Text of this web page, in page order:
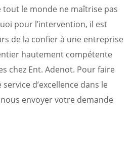
tout le monde ne maîtrise pas
pour l’intervention, il est
de la confier à une entreprise
hautement compétente
chez Ent. Adenot. Pour faire
d’excellence dans le
envoyer votre demande